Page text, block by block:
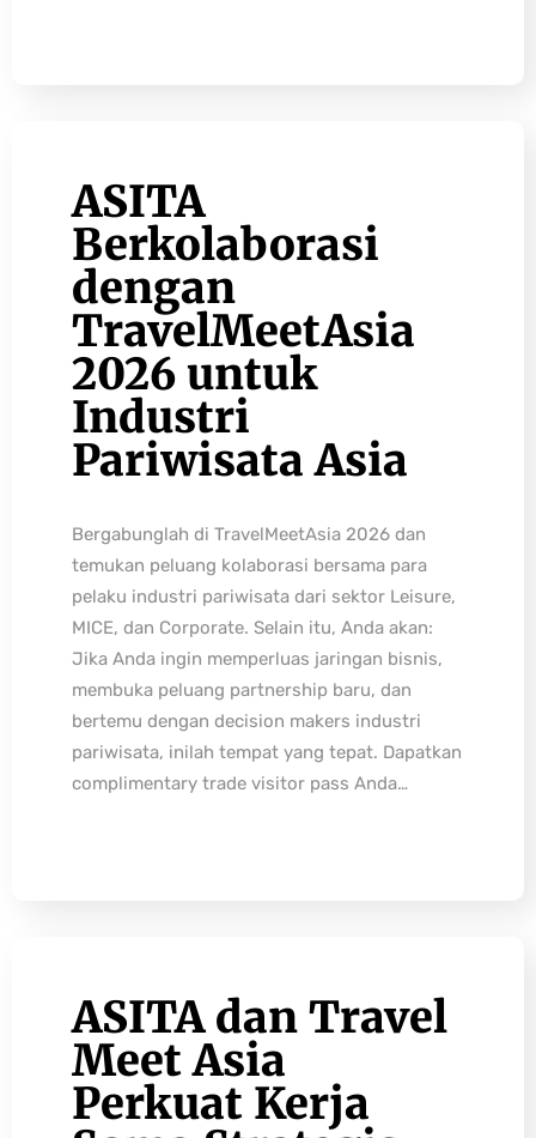
ASITA
Berkolaborasi
dengan
TravelMeetAsia
2026 untuk
Industri
Pariwisata Asia
Bergabunglah di TravelMeetAsia 2026 dan
temukan peluang kolaborasi bersama para
pelaku industri pariwisata dari sektor Leisure,
MICE, dan Corporate. Selain itu, Anda akan:
Jika Anda ingin memperluas jaringan bisnis,
membuka peluang partnership baru, dan
bertemu dengan decision makers industri
pariwisata, inilah tempat yang tepat. Dapatkan
complimentary trade visitor pass Anda…
ASITA dan Travel
Meet Asia
Perkuat Kerja